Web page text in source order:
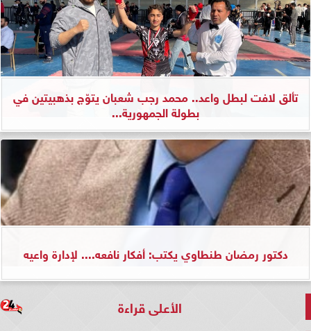
تألق لافت لبطل واعد.. محمد رجب شعبان يتوّج بذهبيتين في
بطولة الجمهورية...
دكتور رمضان طنطاوي يكتب: أفكار نافعه.... لإدارة واعيه
الأعلى قراءة